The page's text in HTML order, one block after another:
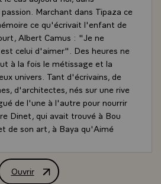
Marchant dans Tipaza ce
ce qu'écrivait l'enfant de
Albert Camus : "Je ne
celui d'aimer". Des heures ne
à la fois le métissage et la
univers. Tant d'écrivains, de
d'architectes, nés sur une rive
de l'une à l'autre pour nourrir
Dinet, qui avait trouvé à Bou
de son art, à Baya qu'Aimé
- Cheb Khaled, Cheb
, nos cultures se sont enrichies
Ouvrir
Déclaration de M. Nicolas Sarkozy,